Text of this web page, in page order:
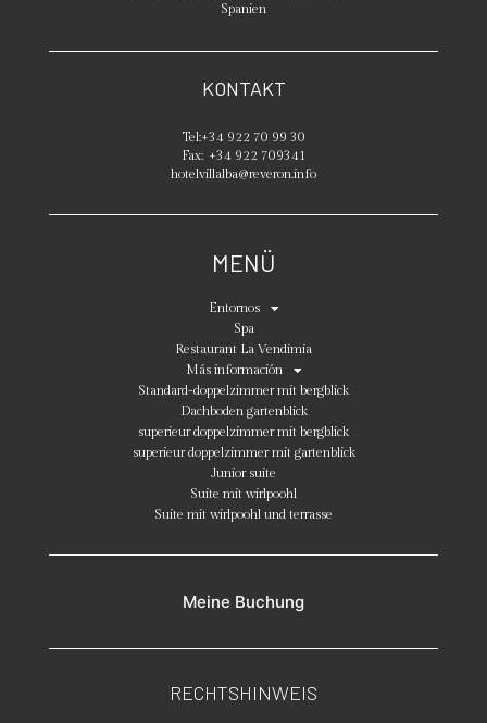
Spanien
KONTAKT
Tel:+34 922 70 99 30
Fax: +34 922 709341
hotelvillalba@reveron.info
MENÜ
Entornos
Spa
Restaurant La Vendimia
Más información
Standard-doppelzimmer mit bergblick
Dachboden gartenblick
superieur doppelzimmer mit bergblick
superieur doppelzimmer mit gartenblick
Junior suite
Suite mit wirlpoohl
Suite mit wirlpoohl und terrasse
Meine Buchung
RECHTSHINWEIS